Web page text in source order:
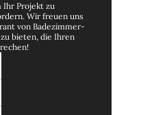
Ihr Projekt zu
Wir freuen uns
von Badezimmer-
bieten, die Ihren